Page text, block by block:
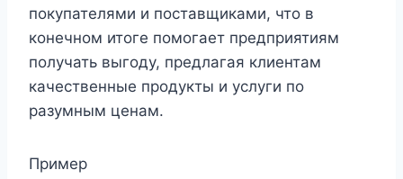
покупателями и поставщиками, что в
конечном итоге помогает предприятиям
получать выгоду, предлагая клиентам
качественные продукты и услуги по
разумным ценам.
Пример